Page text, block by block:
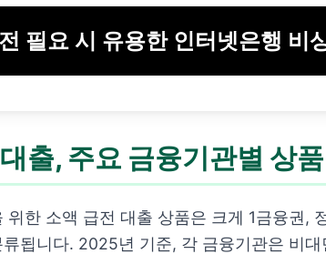
필요 시 유용한 인터넷은행 비
출, 주요 금융기관별 상
위한 소액 급전 대출 상품은 크게 1금융권,
됩니다. 2025년 기준, 각 금융기관은 비